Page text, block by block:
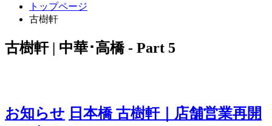
トップページ
古樹軒
古樹軒 | 中華･高橋 - Part 5
お知らせ 日本橋 古樹軒｜店舗営業再開